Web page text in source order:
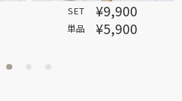
SET ¥9,900
単品 ¥5,900